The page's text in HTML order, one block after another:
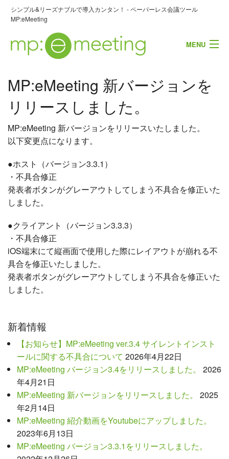
シンプル&リーズナブルで導入カンタン！ - ペーパーレス会議ツール
MP:eMeeting
MENU
お問い合わせ・資料請求
製品概要
主な機能
よくあるご質問
MP:eMeeting 新バージョンを
リリースしました。
MP:eMeeting 新バージョンをリリースいたしました。
以下変更点になります。
●ホスト（バージョン3.3.1）
・不具合修正
発表者ボタンがグレーアウトしてしまう不具合を修正いた
しました。
●クライアント（バージョン3.3.3）
・不具合修正
iOS端末にて縦画面で使用した際にレイアウトが崩れる不
具合を修正いたしました。
発表者ボタンがグレーアウトしてしまう不具合を修正いた
しました。
新着情報
【お知らせ】MP:eMeeting ver.3.4 サイレントインスト
ールに関する不具合について 2026年4月22日
MP:eMeeting バージョン3.4をリリースしました。
2026
年4月21日
MP:eMeeting 新バージョンをリリースしました。
2025
年2月14日
MP:eMeeting 紹介動画をYoutubeにアップしました。
2023年6月13日
MP:eMeeting バージョン3.3.1をリリースしました。